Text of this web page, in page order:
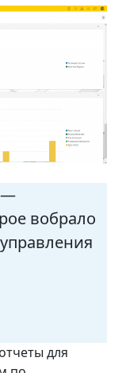
—
вобрало
для